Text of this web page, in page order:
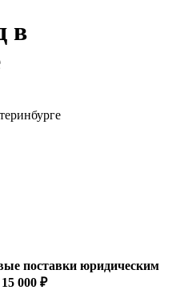
в
поставки юридическим
000 ₽